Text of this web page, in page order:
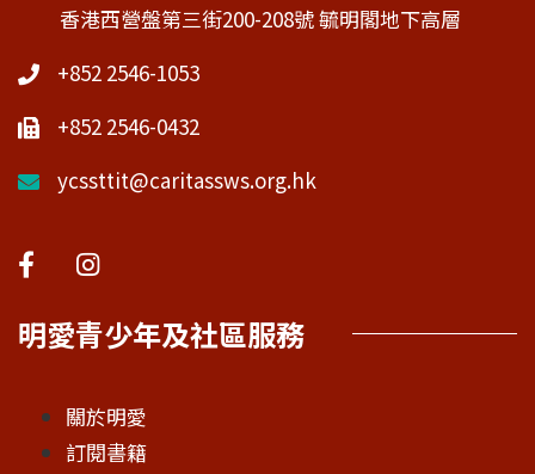
香港西營盤第三街200-208號 毓明閣地下高層
+852 2546-1053
+852 2546-0432
ycssttit@caritassws.org.hk
明愛青少年及社區服務
關於明愛
訂閱書籍